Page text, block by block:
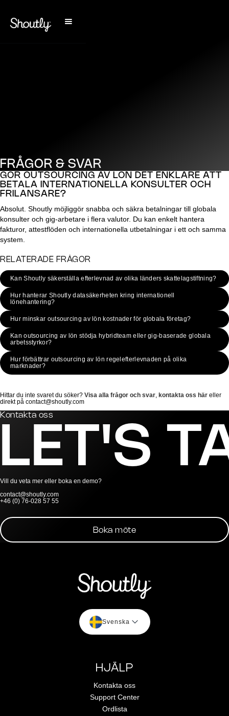
FRÅGOR & SVAR
GÖR OUTSOURCING AV LÖN DET ENKLARE ATT
BETALA INTERNATIONELLA KONSULTER OCH
FRILANSARE?
Absolut. Shoutly möjliggör snabba och säkra betalningar till globala
konsulter och gig-arbetare i flera valutor. Du kan enkelt hantera
fakturor, attestflöden och internationella utbetalningar i ett och samma
system.
RELATERADE FRÅGOR
Kan Shoutly säkerställa efterlevnad av olika länders skattelagstiftning?
Hur hanterar Shoutly datasäkerheten kring internationell
lönehantering?
Hur minskar outsourcing av lön kostnader för globala företag?
Kan outsourcing av lön stödja hybridteam eller gig-baserade globala
arbetsstyrkor?
Hur förbättrar outsourcing av lön regelefterlevnaden på olika
marknader?
Hittar du inte svaret du söker? Visa alla frågor och svar, kontakta oss här eller
direkt på contact@shoutly.com
Kontakta oss
LET'S
Vill du veta mer eller boka en demo?
contact@shoutly.com
+46 (0) 76-028 57 55
Boka möte
Svenska
HJÄLP
Kontakta oss
Support Center
Ordlista